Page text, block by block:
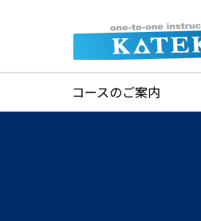
コースのご案内